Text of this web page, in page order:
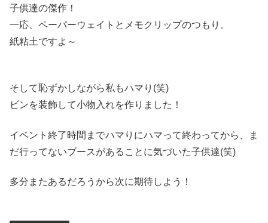
子供達の傑作！
一応、ペーパーウェイトとメモクリップのつもり。
紙粘土ですよ～
そして恥ずかしながら私もハマり(笑)
ビンを装飾して小物入れを作りました！
イベント終了時間までハマりにハマって終わってから、ま
だ行ってないブースがあることに気づいた子供達(笑)
多分またあるだろうから次に期待しよう！